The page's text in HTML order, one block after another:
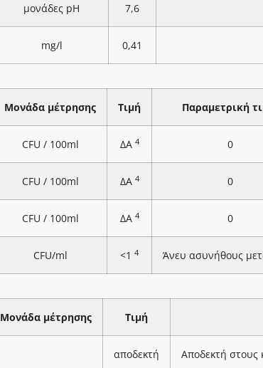
μονάδες pH 7,6
mg/l 0,41
Μονάδα μέτρησης Τιμή Παραμετρική
CFU / 100ml ΔΑ 4 0
CFU / 100ml ΔΑ 4 0
CFU / 100ml ΔΑ 4 0
CFU/ml <1 4 Άνευ ασυνήθους
Μονάδα μέτρησης Τιμή
αποδεκτή Αποδεκτή στους